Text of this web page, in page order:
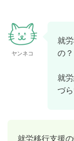
ヤンネコ
就
の？
就
づ
就労移行支援